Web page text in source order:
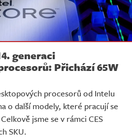
generaci
Přichází 65W
procesorů od Intelu
o další modely, které pracují se
jsme se v rámci CES
SKU.